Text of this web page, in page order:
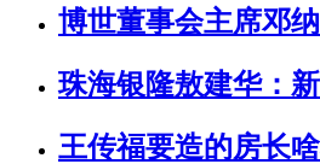
博世董事会主席邓
珠海银隆敖建华：
王传福要造的房长